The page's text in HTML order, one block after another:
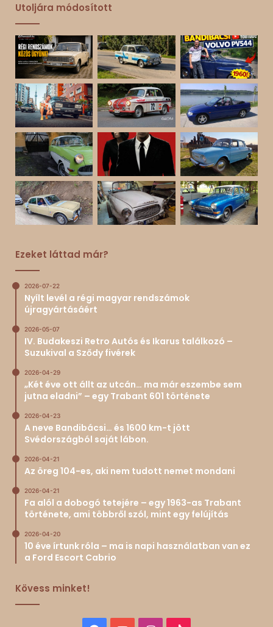
Utoljára módosított
Ezeket láttad már?
2026-07-22
Nyílt levél a régi magyar rendszámok
újragyártásáért
2026-05-07
IV. Budakeszi Retro Autós és Ikarus találkozó –
Suzukival a Sződy fivérek
2026-04-29
„Két éve ott állt az utcán… ma már eszembe sem
jutna eladni” – egy Trabant 601 története
2026-04-23
A neve Bandibácsi… és 1600 km-t jött
Svédországból saját lábon.
2026-04-21
Az öreg 104-es, aki nem tudott nemet mondani
2026-04-21
Fa alól a dobogó tetejére – egy 1963-as Trabant
története, ami többről szól, mint egy felújítás
2026-04-20
10 éve írtunk róla – ma is napi használatban van ez
a Ford Escort Cabrio
Kövess minket!